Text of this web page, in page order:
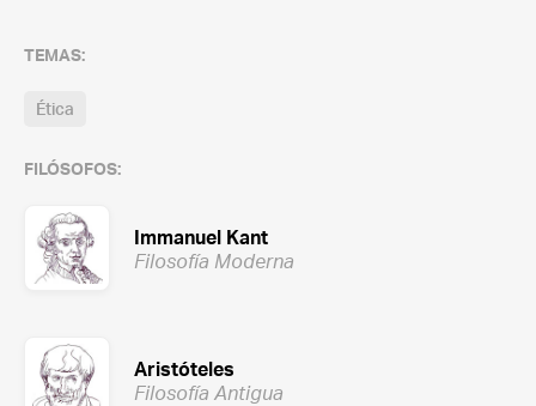
TEMAS:
Ética
FILÓSOFOS:
Immanuel Kant
Filosofía Moderna
Aristóteles
Filosofía Antigua